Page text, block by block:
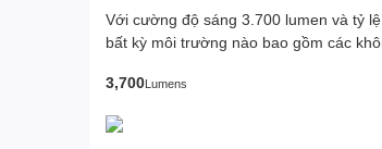
Với cường độ sáng 3.700 lumen và tỷ
bất kỳ môi trường nào bao gồm các
3,700Lumens